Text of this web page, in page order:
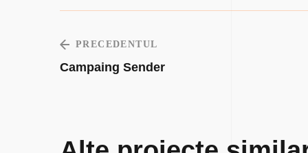
PRECEDENTUL
Campaing Sender